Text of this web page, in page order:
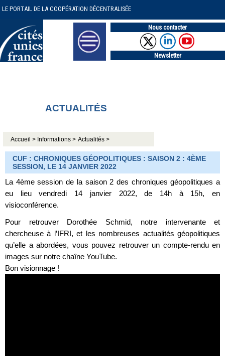
LE PORTAIL DE LA COOPÉRATION DÉCENTRALISÉE
Nous contacter
Newsletter
ACTUALITÉS
Accueil > Informations > Actualités >
CUF : CHRONIQUES GÉOPOLITIQUES : SAISON 2 : 4ÈME
SESSION, LE 14 JANVIER 2022
La 4ème session de la saison 2 des chroniques géopolitiques a
eu lieu vendredi 14 janvier 2022, de 14h à 15h, en
visioconférence.
Pour retrouver Dorothée Schmid, notre intervenante et
chercheuse à l’IFRI, et les nombreuses actualités géopolitiques
qu’elle a abordées, vous pouvez retrouver un compte-rendu en
images sur notre chaîne YouTube.
Bon visionnage !